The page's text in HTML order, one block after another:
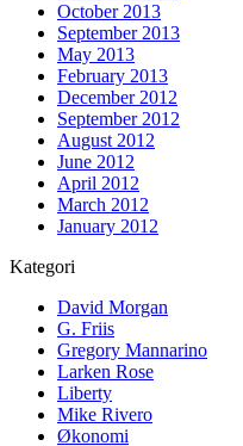
October 2013
September 2013
May 2013
February 2013
December 2012
September 2012
August 2012
June 2012
April 2012
March 2012
January 2012
Kategori
David Morgan
G. Friis
Gregory Mannarino
Larken Rose
Liberty
Mike Rivero
Økonomi